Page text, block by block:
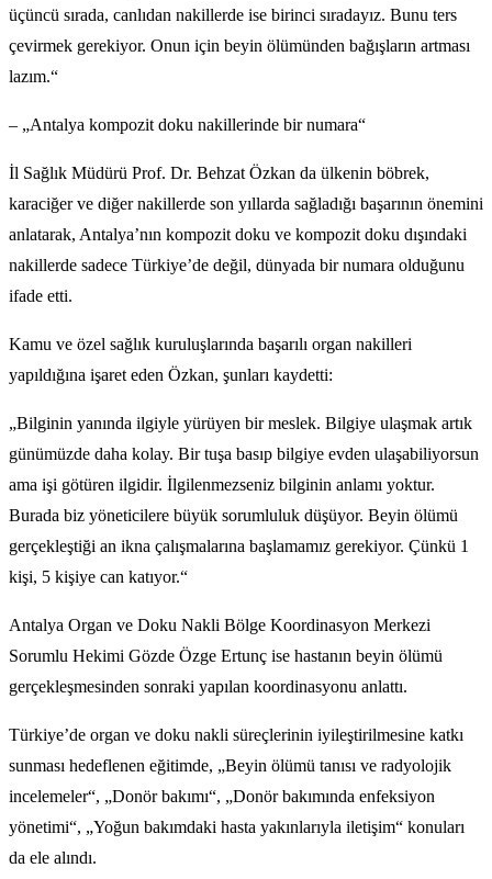
üçüncü sırada, canlıdan nakillerde ise birinci sıradayız. Bunu ters
çevirmek gerekiyor. Onun için beyin ölümünden bağışların artması
lazım.“
– „Antalya kompozit doku nakillerinde bir numara“
İl Sağlık Müdürü Prof. Dr. Behzat Özkan da ülkenin böbrek,
karaciğer ve diğer nakillerde son yıllarda sağladığı başarının önemini
anlatarak, Antalya’nın kompozit doku ve kompozit doku dışındaki
nakillerde sadece Türkiye’de değil, dünyada bir numara olduğunu
ifade etti.
Kamu ve özel sağlık kuruluşlarında başarılı organ nakilleri
yapıldığına işaret eden Özkan, şunları kaydetti:
„Bilginin yanında ilgiyle yürüyen bir meslek. Bilgiye ulaşmak artık
günümüzde daha kolay. Bir tuşa basıp bilgiye evden ulaşabiliyorsun
ama işi götüren ilgidir. İlgilenmezseniz bilginin anlamı yoktur.
Burada biz yöneticilere büyük sorumluluk düşüyor. Beyin ölümü
gerçekleştiği an ikna çalışmalarına başlamamız gerekiyor. Çünkü 1
kişi, 5 kişiye can katıyor.“
Antalya Organ ve Doku Nakli Bölge Koordinasyon Merkezi
Sorumlu Hekimi Gözde Özge Ertunç ise hastanın beyin ölümü
gerçekleşmesinden sonraki yapılan koordinasyonu anlattı.
Türkiye’de organ ve doku nakli süreçlerinin iyileştirilmesine katkı
sunması hedeflenen eğitimde, „Beyin ölümü tanısı ve radyolojik
incelemeler“, „Donör bakımı“, „Donör bakımında enfeksiyon
yönetimi“, „Yoğun bakımdaki hasta yakınlarıyla iletişim“ konuları
da ele alındı.